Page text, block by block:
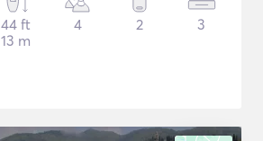
44 ft
13 m
4 2 3